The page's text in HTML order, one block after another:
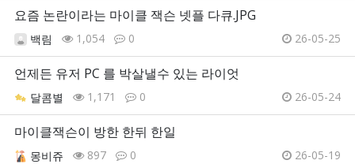
요즘 논란이라는 마이클 잭슨 넷플 다큐.JPG
백림 1,054 0 26-05-25
언제든 유저 PC 를 박살낼수 있는 라이엇
달콤별 1,171 0 26-05-24
마이클잭슨이 방한 한뒤 한일
몽비쥬 897 0 26-05-19